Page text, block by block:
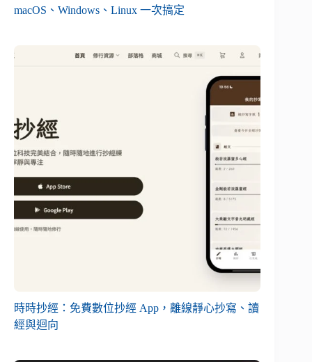
macOS、Windows、Linux 一次搞定
時時抄經：免費數位抄經 App，離線靜心抄寫、讀
經與迴向